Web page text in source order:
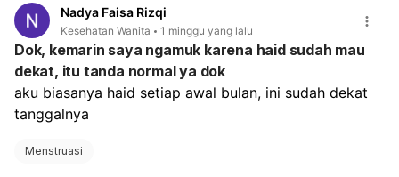
Coba jaga pola makan, kurangi stres, dan atur aktivitas
fisik. Kalautelat haid sampai 6 minggu atau lebih
atau sampai3 bulan belum haid, sebaiknya periksa ke
dokter kandungan atau penyakit dalam untuk
memastikan penyebabnya dan mendapat penanganan
yang tepat.
Nadya Faisa Rizqi
Kesehatan Wanita 1 minggu yang lalu
Dok, kemarin saya ngamuk karena haid sudah mau
dekat, itu tanda normal ya dok
aku biasanya haid setiap awal bulan, ini sudah dekat
tanggalnya
Menstruasi